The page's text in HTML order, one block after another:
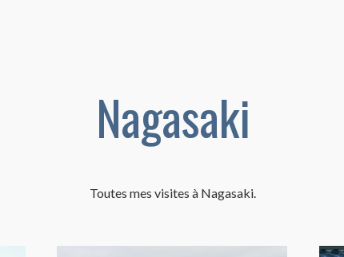
Nagasaki
Toutes mes visites à Nagasaki.